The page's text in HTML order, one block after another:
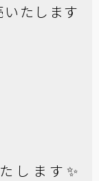
たします
します✨